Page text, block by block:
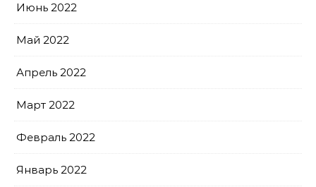
Июнь 2022
Май 2022
Апрель 2022
Март 2022
Февраль 2022
Январь 2022